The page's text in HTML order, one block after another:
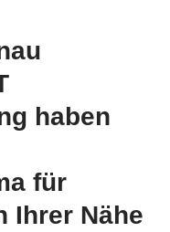
haben
für
Ihrer Nähe